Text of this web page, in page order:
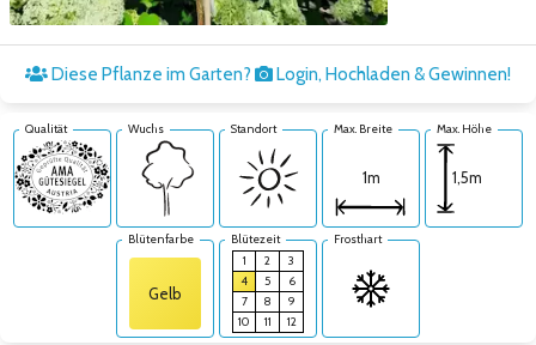
Zum nächsten Bild
Diese Pflanze im Garten? Login, Hochladen & Gewinnen!
Qualität Wuchs Standort Max. Breite
1m
Max. Höhe
1,5m
Blütenfarbe
Gelb
Blütezeit
1
2
3
4
5
6
7
8
9
10
11 12
Frosthart